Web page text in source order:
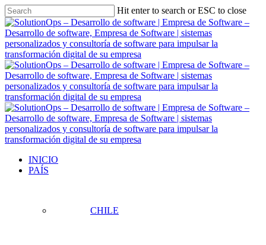
Skip
to
main
content
Hit enter to search or ESC to close
Close
Search
Menu
INICIO
PAÍS
CHILE